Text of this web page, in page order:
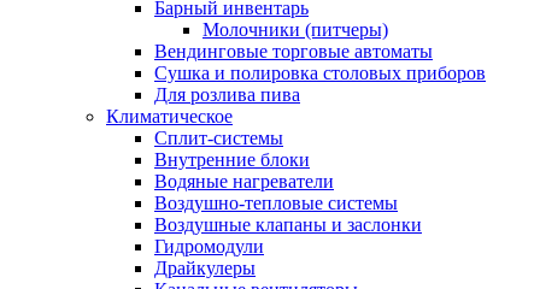
Барный инвентарь
Молочники (питчеры)
Вендинговые торговые автоматы
Сушка и полировка столовых приборов
Для розлива пива
Климатическое
Сплит-системы
Внутренние блоки
Водяные нагреватели
Воздушно-тепловые системы
Воздушные клапаны и заслонки
Гидромодули
Драйкулеры